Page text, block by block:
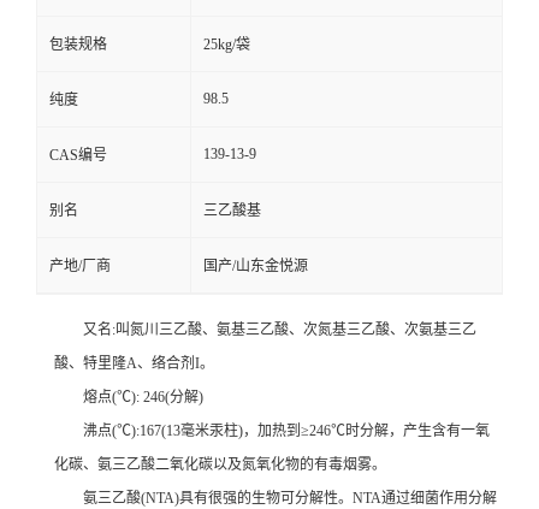
包装规格 25kg/袋
纯度 98.5
CAS编号 139-13-9
别名 三乙酸基
产地/厂商 国产/山东金悦源
又名:叫氮川三乙酸、氨基三乙酸、次氮基三乙酸、次氨基三乙
酸、特里隆A、络合剂I。
熔点(℃): 246(分解)
沸点(℃):167(13毫米汞柱)，加热到≥246℃时分解，产生含有一氧
化碳、氨三乙酸二氧化碳以及氮氧化物的有毒烟雾。
氨三乙酸(NTA)具有很强的生物可分解性。NTA通过细菌作用分解